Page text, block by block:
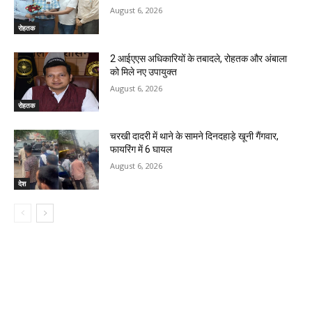
रोहतक
August 6, 2026
रोहतक
2 आईएएस अधिकारियों के तबादले, रोहतक और अंबाला
को मिले नए उपायुक्त
August 6, 2026
देश
चरखी दादरी में थाने के सामने दिनदहाड़े खूनी गैंगवार,
फायरिंग में 6 घायल
August 6, 2026